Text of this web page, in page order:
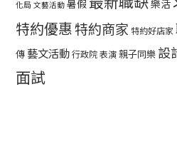
化局 文藝活動 暑假 樂活
特約優惠特約商家 特約好店家
傳 藝文活動行政院表演親子同樂 設
面試